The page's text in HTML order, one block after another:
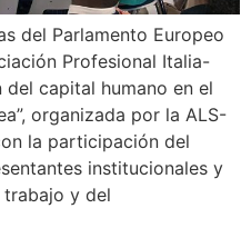
del Parlamento Europeo
Profesional Italia-
capital humano en el
organizada por la ALS-
la participación del
institucionales y
y del